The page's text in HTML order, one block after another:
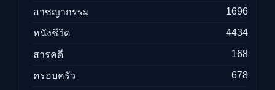
อาชญากรรม 1696
หนังชีวิต 4434
สารคดี 168
ครอบครัว 678